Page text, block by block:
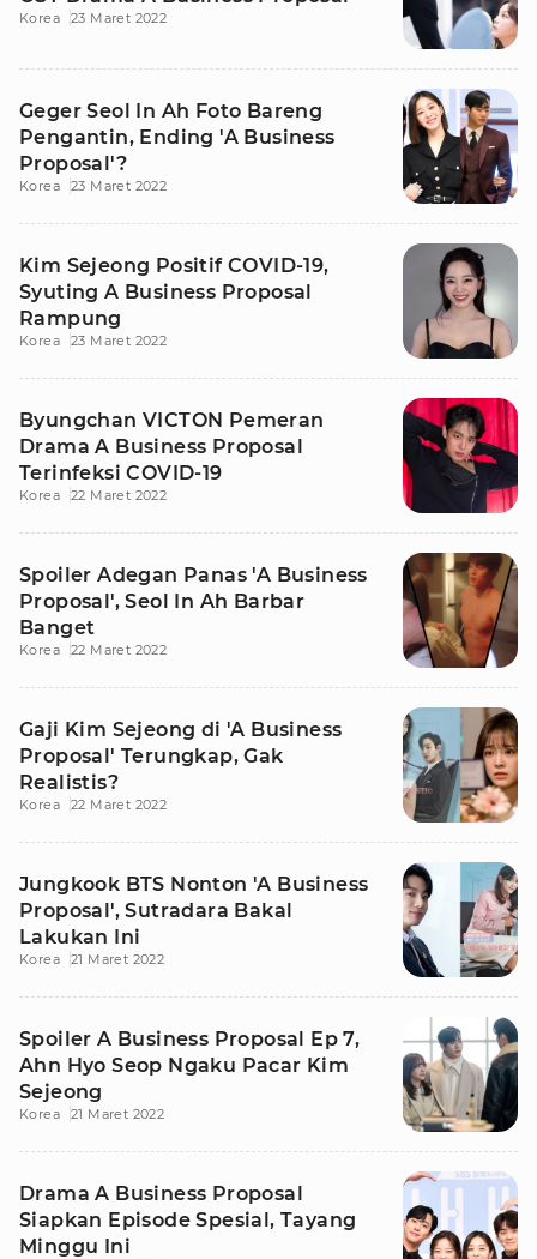
Korea 23 Maret 2022
Geger Seol In Ah Foto Bareng
Pengantin, Ending 'A Business
Proposal'?
Korea 23 Maret 2022
Kim Sejeong Positif COVID-19,
Syuting A Business Proposal
Rampung
Korea 23 Maret 2022
Byungchan VICTON Pemeran
Drama A Business Proposal
Terinfeksi COVID-19
Korea 22 Maret 2022
Spoiler Adegan Panas 'A Business
Proposal', Seol In Ah Barbar
Banget
Korea 22 Maret 2022
Gaji Kim Sejeong di 'A Business
Proposal' Terungkap, Gak
Realistis?
Korea 22 Maret 2022
Jungkook BTS Nonton 'A Business
Proposal', Sutradara Bakal
Lakukan Ini
Korea 21 Maret 2022
Spoiler A Business Proposal Ep 7,
Ahn Hyo Seop Ngaku Pacar Kim
Sejeong
Korea 21 Maret 2022
Drama A Business Proposal
Siapkan Episode Spesial, Tayang
Minggu Ini